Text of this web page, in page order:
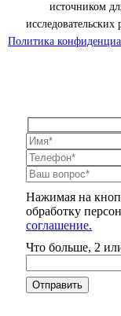
источником
Политика
Нажимая на
обработку
соглашение.
Что больше, 2